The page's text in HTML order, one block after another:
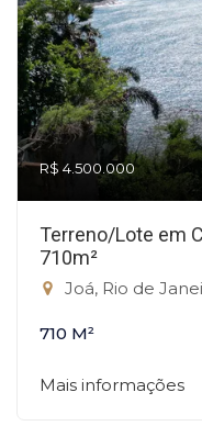
R$ 4.500.000
Terreno/Lote em
710m²
Joá, Rio de
710 M²
Mais informações